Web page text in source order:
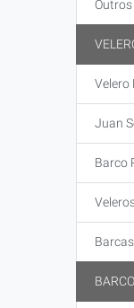
Velero
Juan
Barco